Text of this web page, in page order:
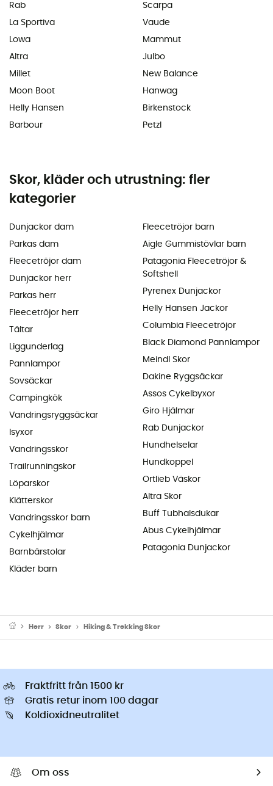
Rab
La Sportiva
Lowa
Altra
Millet
Moon Boot
Helly Hansen
Barbour
Scarpa
Vaude
Mammut
Julbo
New Balance
Hanwag
Birkenstock
Petzl
Skor, kläder och utrustning: fler
kategorier
Dunjackor dam
Parkas dam
Fleecetröjor dam
Dunjackor herr
Parkas herr
Fleecetröjor herr
Tältar
Liggunderlag
Pannlampor
Sovsäckar
Campingkök
Vandringsryggsäckar
Isyxor
Vandringsskor
Trailrunningskor
Löparskor
Klätterskor
Vandringsskor barn
Cykelhjälmar
Barnbärstolar
Kläder barn
Fleecetröjor barn
Aigle Gummistövlar barn
Patagonia Fleecetröjor &
Softshell
Pyrenex Dunjackor
Helly Hansen Jackor
Columbia Fleecetröjor
Black Diamond Pannlampor
Meindl Skor
Dakine Ryggsäckar
Assos Cykelbyxor
Giro Hjälmar
Rab Dunjackor
Hundhelselar
Hundkoppel
Ortlieb Väskor
Altra Skor
Buff Tubhalsdukar
Abus Cykelhjälmar
Patagonia Dunjackor
Herr Skor Hiking & Trekking Skor
Fraktfritt från 1500 kr
Gratis retur inom 100 dagar
Koldioxidneutralitet
Om oss